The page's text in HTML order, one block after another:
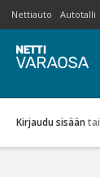
Nettiauto Autotalli
Kirjaudu sisään tai